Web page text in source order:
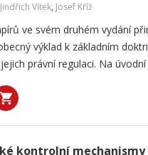
Jindřich Vítek, Josef Kříž
ve svém druhém vydání
výklad k základním
právní regulaci. Na úvodní
kontrolní